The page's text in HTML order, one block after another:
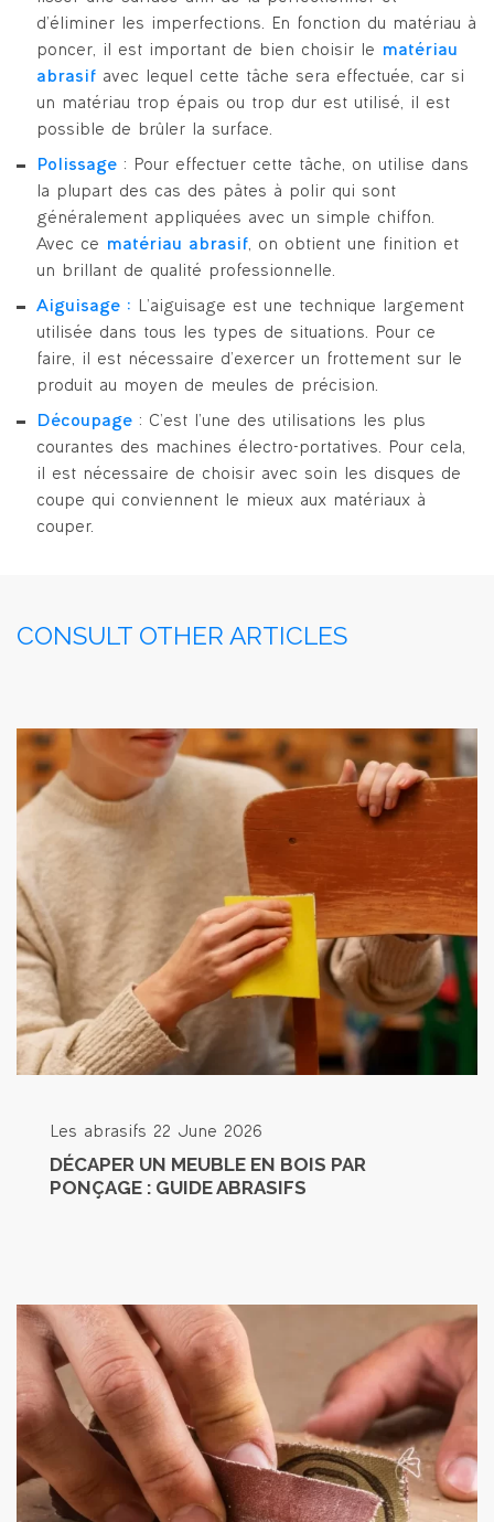
d’éliminer les imperfections. En fonction du matériau à
poncer, il est important de bien choisir le matériau
abrasif avec lequel cette tâche sera effectuée, car si
un matériau trop épais ou trop dur est utilisé, il est
possible de brûler la surface.
Polissage : Pour effectuer cette tâche, on utilise dans
la plupart des cas des pâtes à polir qui sont
généralement appliquées avec un simple chiffon.
Avec ce matériau abrasif , on obtient une finition et
un brillant de qualité professionnelle.
Aiguisage : L’aiguisage est une technique largement
utilisée dans tous les types de situations. Pour ce
faire, il est nécessaire d’exercer un frottement sur le
produit au moyen de meules de précision.
Découpage : C’est l’une des utilisations les plus
courantes des machines électro-portatives. Pour cela,
il est nécessaire de choisir avec soin les disques de
coupe qui conviennent le mieux aux matériaux à
couper.
CONSULT OTHER ARTICLES
Les abrasifs 22 June 2026
DÉCAPER UN MEUBLE EN BOIS PAR
PONÇAGE : GUIDE ABRASIFS